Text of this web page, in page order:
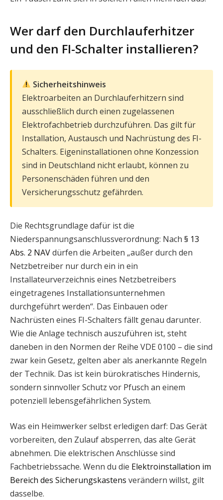
Wer darf den Durchlauferhitzer
und den FI-Schalter installieren?
Sicherheitshinweis
Elektroarbeiten an Durchlauferhitzern sind
ausschließlich durch einen zugelassenen
Elektrofachbetrieb durchzuführen. Das gilt für
Installation, Austausch und Nachrüstung des FI-
Schalters. Eigeninstallationen ohne Konzession
sind in Deutschland nicht erlaubt, können zu
Personenschäden führen und den
Versicherungsschutz gefährden.
Die Rechtsgrundlage dafür ist die
Niederspannungsanschlussverordnung: Nach § 13
Abs. 2 NAVdürfen die Arbeiten „außer durch den
Netzbetreiber nur durch ein in ein
Installateurverzeichnis eines Netzbetreibers
eingetragenes Installationsunternehmen
durchgeführt werden“. Das Einbauen oder
Nachrüsten eines FI-Schalters fällt genau darunter.
Wie die Anlage technisch auszuführen ist, steht
daneben in den Normen der Reihe VDE 0100 – die sind
zwar kein Gesetz, gelten aber als anerkannte Regeln
der Technik. Das ist kein bürokratisches Hindernis,
sondern sinnvoller Schutz vor Pfusch an einem
potenziell lebensgefährlichen System.
Was ein Heimwerker selbst erledigen darf: Das Gerät
vorbereiten, den Zulauf absperren, das alte Gerät
abnehmen. Die elektrischen Anschlüsse sind
Fachbetriebssache. Wenn du die Elektroinstallation im
Bereich des Sicherungskastens verändern willst, gilt
dasselbe.